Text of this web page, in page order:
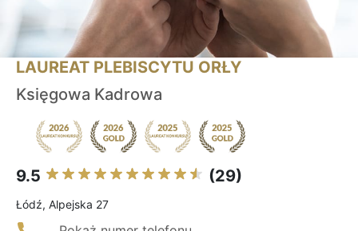
LAUREAT PLEBISCYTU ORŁY
Księgowa Kadrowa
9.5 (29)
Łódź, Alpejska 27